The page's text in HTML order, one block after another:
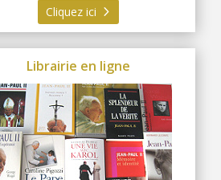
Cliquez ici
Librairie en ligne